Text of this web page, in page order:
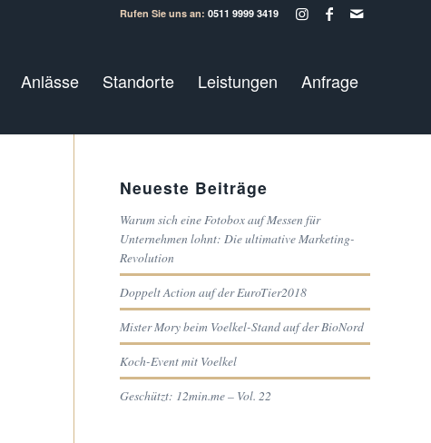
Rufen Sie uns an: 0511 9999 3419
Anlässe Standorte Leistungen Anfrage
Neueste Beiträge
Warum sich eine Fotobox auf Messen für
Unternehmen lohnt: Die ultimative Marketing-
Revolution
Doppelt Action auf der EuroTier2018
Mister Mory beim Voelkel-Stand auf der BioNord
Koch-Event mit Voelkel
Geschützt: 12min.me – Vol. 22